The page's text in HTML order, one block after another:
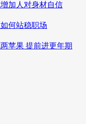
加人对身材自信
何站稳职场
苹果 提前进更年期